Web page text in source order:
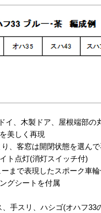
イ、木製ドア、屋根端部
美しく再現
、客窓は開閉状態を選ん
ト点灯(消灯スイッチ付)
まで表現したスポーク車
グシートを付属
、手スリ、ハシゴ(オハフ